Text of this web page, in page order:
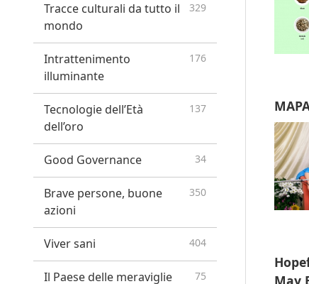
Sketch di Vita Alternativa
Slogans
208
Annunci di servizio pubblico
8
Holiday Greetings
164
Messaggi importanti
24
with Disciples, Compilation
Retreat in Hungary Feb 23 -
Mar 7, 2005
70
La Maestra racconta
barzellette
Tracce culturali da tutto il
mondo
329
Intrattenimento
illuminante
176
Tecnologie dell’Età
dell’oro
137
Good Governance 34
Brave persone, buone
azioni
350
Viver sani 404
Il Paese delle meraviglie
75
May